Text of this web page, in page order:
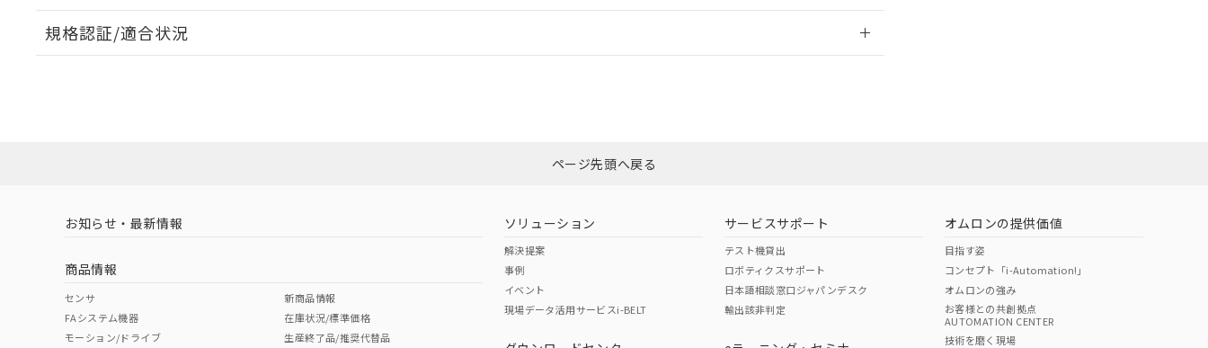
EU RoHS 注意事項・凡例
ダウンロードはこちら
中国 RoHS 注意事項・凡例
中国 RoHS表
Pb Hg Cr(VI)
規格認証/適合状況
（イギリス
（ノルウェー
（日本
（アメリカ
ページ先頭へ戻る
お知らせ・最新情報
商品情報
センサ
FAシステム機器
モーション/ドライブ
新商品情報
在庫状況/標準価格
生産終了品/推奨代替品
ソリューション
解決提案
事例
イベント
現場データ活用サービスi-BELT
サービスサポート
テスト機貸出
ロボティクスサポート
日本語相談窓口ジャパンデスク
輸出該非判定
オムロンの提供価値
目指す姿
コンセプト「i-Automation!」
オムロンの強み
お客様との共創拠点
AUTOMATION CENTER
技術を磨く現場